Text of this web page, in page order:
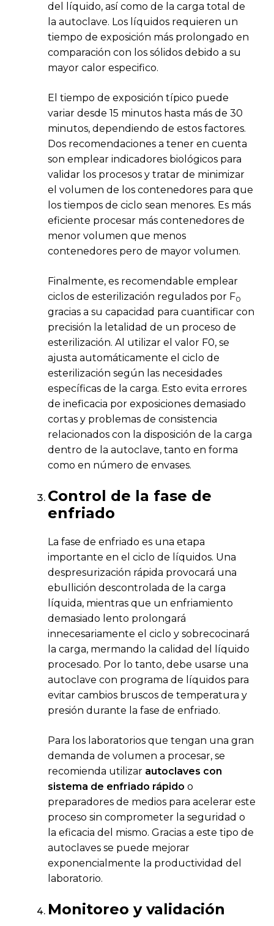
del líquido, así como de la carga total de
la autoclave. Los líquidos requieren un
tiempo de exposición más prolongado en
comparación con los sólidos debido a su
mayor calor especifico.
El tiempo de exposición típico puede
variar desde 15 minutos hasta más de 30
minutos, dependiendo de estos factores.
Dos recomendaciones a tener en cuenta
son emplear indicadores biológicos para
validar los procesos y tratar de minimizar
el volumen de los contenedores para que
los tiempos de ciclo sean menores. Es más
eficiente procesar más contenedores de
menor volumen que menos
contenedores pero de mayor volumen.
Finalmente, es recomendable emplear
ciclos de esterilización regulados por F0
gracias a su capacidad para cuantificar con
precisión la letalidad de un proceso de
esterilización. Al utilizar el valor F0, se
ajusta automáticamente el ciclo de
esterilización según las necesidades
específicas de la carga. Esto evita errores
de ineficacia por exposiciones demasiado
cortas y problemas de consistencia
relacionados con la disposición de la carga
dentro de la autoclave, tanto en forma
como en número de envases.
Control de la fase de
enfriado
La fase de enfriado es una etapa
importante en el ciclo de líquidos. Una
despresurización rápida provocará una
ebullición descontrolada de la carga
líquida, mientras que un enfriamiento
demasiado lento prolongará
innecesariamente el ciclo y sobrecocinará
la carga, mermando la calidad del líquido
procesado. Por lo tanto, debe usarse una
autoclave con programa de líquidos para
evitar cambios bruscos de temperatura y
presión durante la fase de enfriado.
Para los laboratorios que tengan una gran
demanda de volumen a procesar, se
recomienda utilizar autoclaves con
sistema de enfriado rápido o
preparadores de medios para acelerar este
proceso sin comprometer la seguridad o
la eficacia del mismo. Gracias a este tipo de
autoclaves se puede mejorar
exponencialmente la productividad del
laboratorio.
Monitoreo y validación